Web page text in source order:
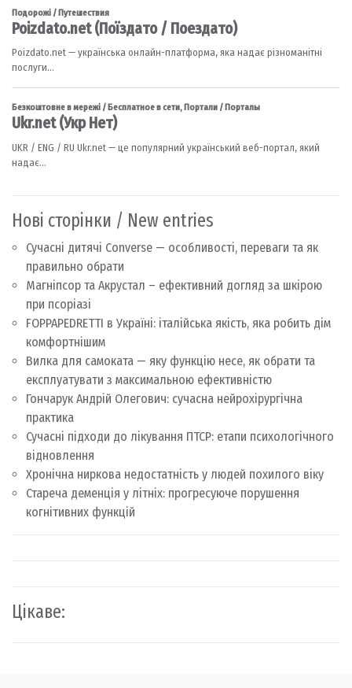
Нові сторінки / New entries
Сучасні дитячі Converse — особливості, переваги та як
правильно обрати
Магніпсор та Акрустал – ефективний догляд за шкірою
при псоріазі
FOPPAPEDRETTI в Україні: італійська якість, яка робить дім
комфортнішим
Вилка для самоката — яку функцію несе, як обрати та
експлуатувати з максимальною ефективністю
Гончарук Андрій Олегович: сучасна нейрохірургічна
практика
Сучасні підходи до лікування ПТСР: етапи психологічного
відновлення
Хронічна ниркова недостатність у людей похилого віку
Стареча деменція у літніх: прогресуюче порушення
когнітивних функцій
Цікаве: